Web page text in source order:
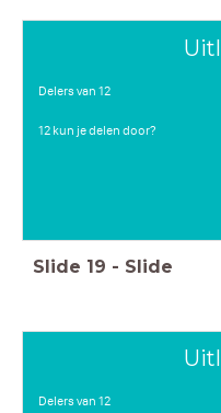
Delers van 12
12 kun je delen door?
Slide 19 - Slide
Delers van 12